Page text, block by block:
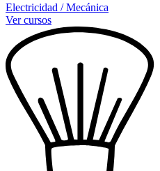
Electricidad / Mecánica
Ver cursos